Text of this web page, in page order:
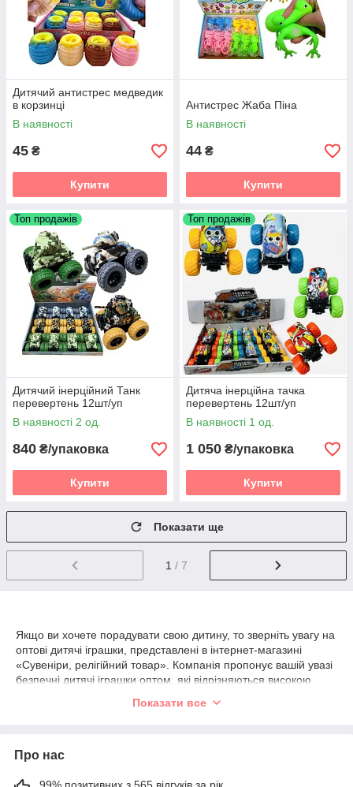
Дитячий антистрес медведик
в корзинці
В наявності
45 ₴
Купити
Антистрес Жаба Піна
В наявності
44 ₴
Купити
Топ продажів
Дитячий інерційний Танк
перевертень 12шт/уп
В наявності 2 од.
840 ₴/упаковка
Купити
Топ продажів
Дитяча інерційна тачка
перевертень 12шт/уп
В наявності 1 од.
1 050 ₴/упаковка
Купити
Показати ще
1 / 7
Якщо ви хочете порадувати свою дитину, то зверніть увагу на
оптові дитячі іграшки, представлені в інтернет-магазині
«Сувеніри, релігійний товар». Компанія пропонує вашій увазі
безпечні дитячі іграшки оптом, які відрізняються високою
дитячі іграшки оптом, як для дівчинки, так і для хлопчика,
захваті.
Показати все
Про нас